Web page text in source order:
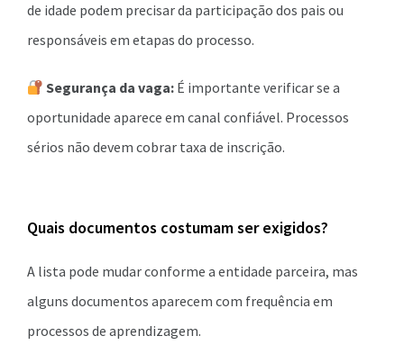
de idade podem precisar da participação dos pais ou
responsáveis em etapas do processo.
Segurança da vaga: É importante verificar se a
oportunidade aparece em canal confiável. Processos
sérios não devem cobrar taxa de inscrição.
Quais documentos costumam ser exigidos?
A lista pode mudar conforme a entidade parceira, mas
alguns documentos aparecem com frequência em
processos de aprendizagem.